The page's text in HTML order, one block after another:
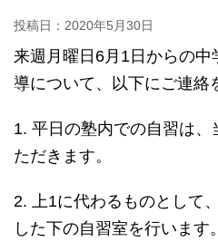
投稿日： 2020年5月30日
来週月曜日6月1日からの
導について、以下にご連絡
1. 平日の塾内での自習は
ただきます。
2. 上1に代わるものとして
した下の自習室を行います